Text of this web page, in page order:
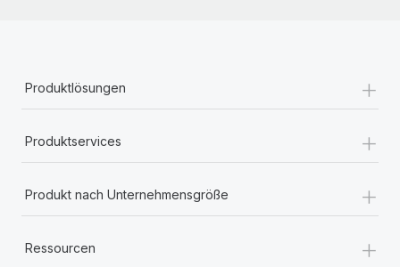
Produktlösungen +
Produktservices +
Produkt nach Unternehmensgröße +
Ressourcen +